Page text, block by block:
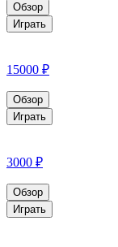
Обзор
Играть
15000 ₽
Обзор
Играть
3000 ₽
Обзор
Играть